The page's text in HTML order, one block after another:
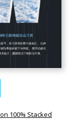
100% Stacked